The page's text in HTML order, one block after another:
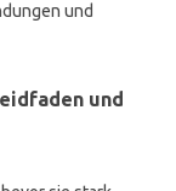
und
und